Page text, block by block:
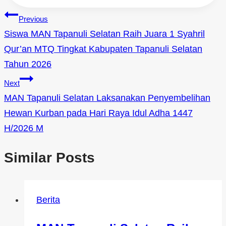
Previous
Siswa MAN Tapanuli Selatan Raih Juara 1 Syahril
Qur’an MTQ Tingkat Kabupaten Tapanuli Selatan
Tahun 2026
Next
MAN Tapanuli Selatan Laksanakan Penyembelihan
Hewan Kurban pada Hari Raya Idul Adha 1447
H/2026 M
Similar Posts
Berita